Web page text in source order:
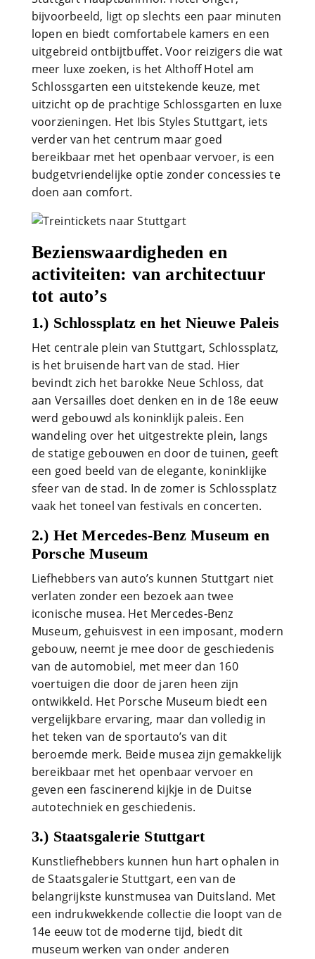
bijvoorbeeld, ligt op slechts een paar minuten
lopen en biedt comfortabele kamers en een
uitgebreid ontbijtbuffet. Voor reizigers die wat
meer luxe zoeken, is het Althoff Hotel am
Schlossgarten een uitstekende keuze, met
uitzicht op de prachtige Schlossgarten en luxe
voorzieningen. Het Ibis Styles Stuttgart, iets
verder van het centrum maar goed
bereikbaar met het openbaar vervoer, is een
budgetvriendelijke optie zonder concessies te
doen aan comfort.
Bezienswaardigheden en
activiteiten: van architectuur
tot auto’s
1.) Schlossplatz en het Nieuwe Paleis
Het centrale plein van Stuttgart, Schlossplatz,
is het bruisende hart van de stad. Hier
bevindt zich het barokke Neue Schloss, dat
aan Versailles doet denken en in de 18e eeuw
werd gebouwd als koninklijk paleis. Een
wandeling over het uitgestrekte plein, langs
de statige gebouwen en door de tuinen, geeft
een goed beeld van de elegante, koninklijke
sfeer van de stad. In de zomer is Schlossplatz
vaak het toneel van festivals en concerten.
2.) Het Mercedes-Benz Museum en
Porsche Museum
Liefhebbers van auto’s kunnen Stuttgart niet
verlaten zonder een bezoek aan twee
iconische musea. Het Mercedes-Benz
Museum, gehuisvest in een imposant, modern
gebouw, neemt je mee door de geschiedenis
van de automobiel, met meer dan 160
voertuigen die door de jaren heen zijn
ontwikkeld. Het Porsche Museum biedt een
vergelijkbare ervaring, maar dan volledig in
het teken van de sportauto’s van dit
beroemde merk. Beide musea zijn gemakkelijk
bereikbaar met het openbaar vervoer en
geven een fascinerend kijkje in de Duitse
autotechniek en geschiedenis.
3.) Staatsgalerie Stuttgart
Kunstliefhebbers kunnen hun hart ophalen in
de Staatsgalerie Stuttgart, een van de
belangrijkste kunstmusea van Duitsland. Met
een indrukwekkende collectie die loopt van de
14e eeuw tot de moderne tijd, biedt dit
museum werken van onder anderen